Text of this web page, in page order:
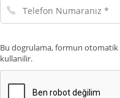
Telefon
Numaranız
Bu dogrulama, formun otomatik
kullanilir.